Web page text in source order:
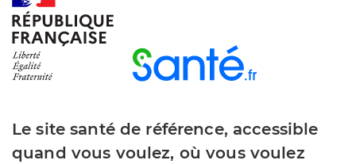
Le site santé de référence, accessible
quand vous voulez, où vous voulez